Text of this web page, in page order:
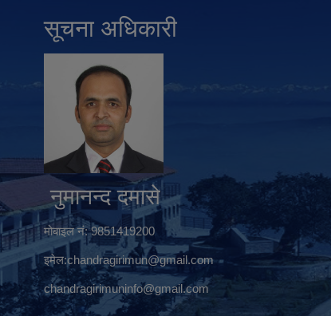
सूचना अधिकारी
नुमानन्द दमासे
मोबाइल नं: 9851419200
इमेल:chandragirimun@gmail.com
chandragirimuninfo@gmail.com